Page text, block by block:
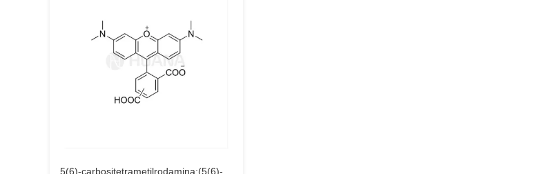
5(6)-carbositetrametilrodamina;(5(6)-